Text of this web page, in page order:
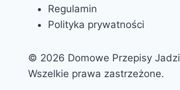
Regulamin
Polityka prywatności
© 2026 Domowe Przepisy Jadzi
Wszelkie prawa zastrzeżone.